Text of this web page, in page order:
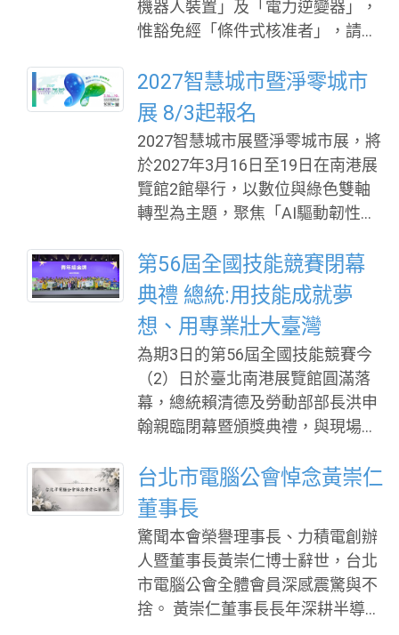
造國內最具規模的科研技術展示與
產業交流平台。 未來科技館以「科
研成果產業化」為核心定位，不僅
展示前瞻技術，更希望協助企業快
速找到可合作、可驗證、可落地的
科研成果。展覽期間除技術展示
外，也將透過技術交流、媒合服務
及跨域合作，促進企業與研究團隊
建立共同研發、PoC驗證及技術授
技館親身體驗。
機器人裝置」及「電力逆變器」，
惟豁免經「條件式核准者」，請查
駐美國代表處經濟組115年7月29日
經美字第1150000863號函辦理。
美國聯邦通訊委員會（FCC）於本
(115)年7月28日發布事實文件與公
告，宣布將外國製造之「先進機器
人裝置」（advanced robotic devic
es）及連網「電力逆變器」（pow
（Covered List），惟豁免經戰爭
部（DoW）或國土安全部（DHS）
「條件式核准」（Conditional Appr
oval）者，摘要如下： FCC表示，
該項措施係依據行政部門跨部會國
安決定，認定相關外國製產品對美
國安構成不可接受風險，因
2027智慧城市暨淨零城市
展 8/3起報名
2027智慧城市展暨淨零城市展，將
於2027年3月16日至19日在南港展
覽館2館舉行，以數位與綠色雙軸
轉型為主題，聚焦「AI驅動韌性永
應用與淨零科技最新發展成果，並
自8月3日起正式受理參展報名，早
鳥優惠至10月30日截止。 作為全
球具代表性的智慧城市專業展會，
智慧城市展（SCSE）與淨零城市展
已成為全球城市治理、AI應用及淨
零轉型的重要交流平台。2026年展
會吸引來自53個國家地區、174個
近16萬，海外企業領袖逾3,000
位，充分展現臺灣在智慧城市與淨
零科技領域的國際影響力。 展會
匯聚中央部會、地方政府、國際城
市代表、研究機構及企業領袖，展
示城市治理、AI創新、數位轉型與
淨零永續的最新政策、技術與應用
第56屆全國技能競賽閉幕
典禮 總統:用技能成就夢
想、用專業壯大臺灣
為期3日的第56屆全國技能競賽今
（2）日於臺北南港展覽館圓滿落
幕，總統賴清德及勞動部部長洪申
翰親臨閉幕暨頒獎典禮，與現場選
界夥伴，共同見證技能好手努力付
出後的榮耀時刻。賴總統並親自頒
發青年組55個職類金牌，肯定選手
以長時間練習與反覆淬鍊，展現各
項專業技能。 本屆全國技能競賽辦
理青年組55個職類、青少年組13個
職類，共有1,070名選手參賽。選手
台北市電腦公會悼念黃崇仁
董事長
驚聞本會榮譽理事長、力積電創辦
人暨董事長黃崇仁博士辭世，台北
市電腦公會全體會員深感震驚與不
捨。 黃崇仁董事長長年深耕半導體